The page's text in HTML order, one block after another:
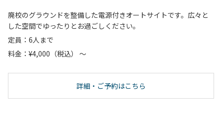
廃校のグラウンドを整備した電源付きオートサイトです。広々と
した空間でゆったりとお過ごしください。
定員：6人まで
料金：¥4,000（税込） ～
詳細・ご予約はこちら